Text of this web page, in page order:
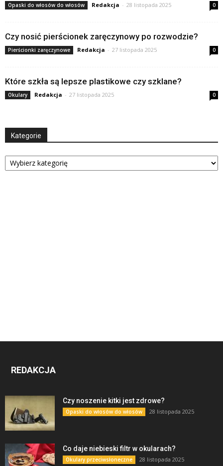
Opaski do włosów do włosów Redakcja - 28 listopada 2025 0
Czy nosić pierścionek zaręczynowy po rozwodzie?
Pierścionki zaręczynowe Redakcja - 27 listopada 2025 0
Które szkła są lepsze plastikowe czy szklane?
Okulary Redakcja - 27 listopada 2025 0
Kategorie
Kategorie
REDAKCJA
Czy noszenie kitki jest zdrowe?
Opaski do włosów do włosów 28 listopada 2025
Co daje niebieski filtr w okularach?
Okulary przeciwsłoneczne 28 listopada 2025